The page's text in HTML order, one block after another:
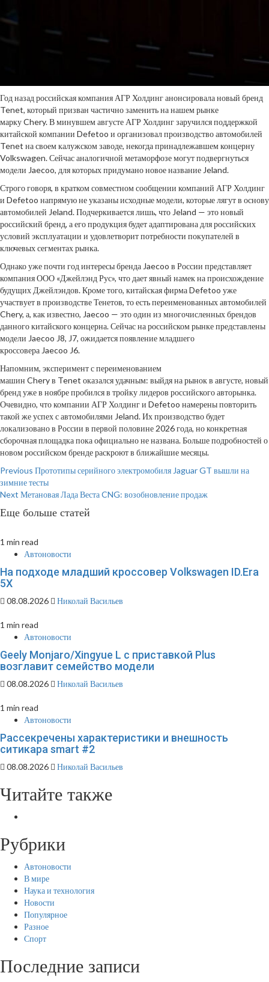
Год назад российская компания АГР Холдинг анонсировала новый бренд
Tenet, который призван частично заменить на нашем рынке
марку Chery. В минувшем августе АГР Холдинг заручился поддержкой
китайской компании Defetoo и организовал производство автомобилей
Tenet на своем калужском заводе, некогда принадлежавшем концерну
Volkswagen. Сейчас аналогичной метаморфозе могут подвергнуться
модели Jaecoo, для которых придумано новое название Jeland.
Строго говоря, в кратком совместном сообщении компаний АГР Холдинг
и Defetoo напрямую не указаны исходные модели, которые лягут в основу
автомобилей Jeland. Подчеркивается лишь, что Jeland — это новый
российский бренд, а его продукция будет адаптирована для российских
условий эксплуатации и удовлетворит потребности покупателей в
ключевых сегментах рынка.
Однако уже почти год интересы бренда Jaecoo в России представляет
компания ООО «Джейлэнд Рус», что дает явный намек на происхождение
будущих Джейлэндов. Кроме того, китайская фирма Defetoo уже
участвует в производстве Тенетов, то есть переименованных автомобилей
Chery, а, как известно, Jaecoo — это один из многочисленных брендов
данного китайского концерна. Сейчас на российском рынке представлены
модели Jaecoo J8, J7, ожидается появление младшего
кроссовера Jaecoo J6.
Напомним, эксперимент с переименованием
машин Chery в Tenet оказался удачным: выйдя на рынок в августе, новый
бренд уже в ноябре пробился в тройку лидеров российского авторынка.
Очевидно, что компании АГР Холдинг и Defetoo намерены повторить
такой же успех с автомобилями Jeland. Их производство будет
локализовано в России в первой половине 2026 года, но конкретная
сборочная площадка пока официально не названа. Больше подробностей о
новом российском бренде раскроют в ближайшие месяцы.
Continue
Reading
Previous Прототипы серийного электромобиля Jaguar GT вышли на
зимние тесты
Next Метановая Лада Веста CNG: возобновление продаж
Еще больше статей
1 min read
Автоновости
На подходе младший кроссовер Volkswagen ID.Era
5X
08.08.2026 Николай Васильев
1 min read
Автоновости
Geely Monjaro/Xingyue L с приставкой Plus
возглавит семейство модели
08.08.2026 Николай Васильев
1 min read
Автоновости
Рассекречены характеристики и внешность
ситикара smart #2
08.08.2026 Николай Васильев
Читайте также
Рубрики
Автоновости
В мире
Наука и технология
Новости
Популярное
Разное
Спорт
Последние записи